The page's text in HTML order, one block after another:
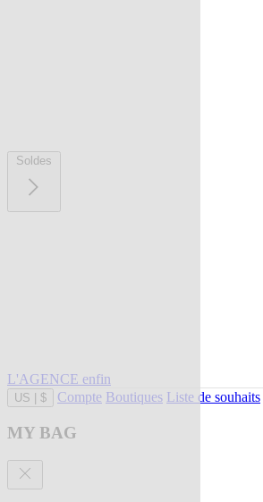
Soldes
L'AGENCE enfin
US $ Compte Boutiques Liste de souhaits
MY BAG